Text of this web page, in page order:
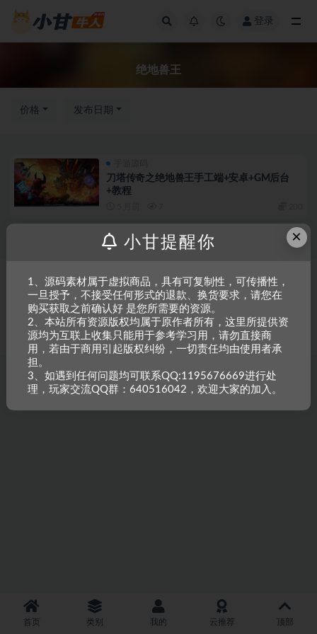
登录
绝地兽王
价格 发布日期
刀塔传奇之绝地兽王手工端+安卓+GM后台
+教程
Copyright © 2023 小甘牛人资源网 - All rights reserved
粤ICP备2023002201
号-1
本站是一个坚持做精品资源的网站，会长期坚持更新资源，以共享为原则，尊
重原创，如需搬资源请先与站长沟通，恶意搬运封禁账号。
首页 类别 我的 云推荐 顶部
×
小甘提醒你
1、源码素材属于虚拟商品，具有可复制性，可传播性，
一旦授予，不接受任何形式的退款、换货要求，请您在
购买获取之前确认好 是您所需要的资源。
2、本站所有资源版权均属于原作者所有，这里所提供资
源均为互联上收集只能用于参考学习用，请勿直接商
用，若由于商用引起版权纠纷，一切责任均由使用者承
担。
3、如遇到任何问题均可联系QQ:1195676669进行处
理，玩家交流QQ群：640516042，欢迎大家的加入。